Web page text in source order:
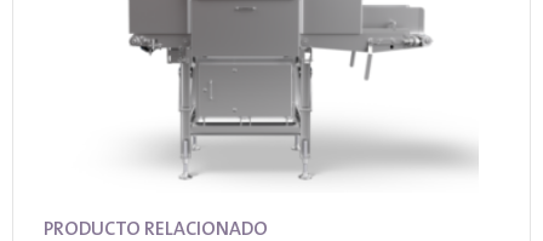
PRODUCTO RELACIONADO